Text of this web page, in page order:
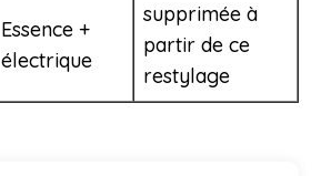
Essence +
électrique
supprimée à
partir de ce
restylage